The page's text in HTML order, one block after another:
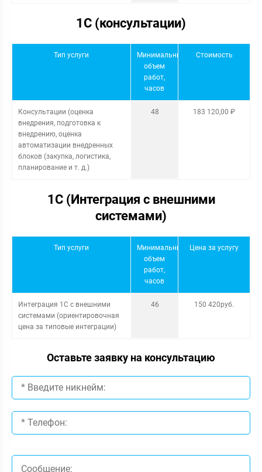
1С (консультации)
Тип услуги
Минимальный
объем
работ,
часов
Стоимость
Консультации (оценка
внедрения, подготовка к
внедрению, оценка
автоматизации внедренных
блоков (закупка, логистика,
планирование и т. д.)
48 183 120,00 ₽
1С (Интеграция с внешними
системами)
Тип услуги
Минимальный
объем
работ,
часов
Цена за услугу
Интеграция 1С с внешними
системами (ориентировочная
цена за типовые интеграции)
46 150 420руб.
Оставьте заявку на консультацию